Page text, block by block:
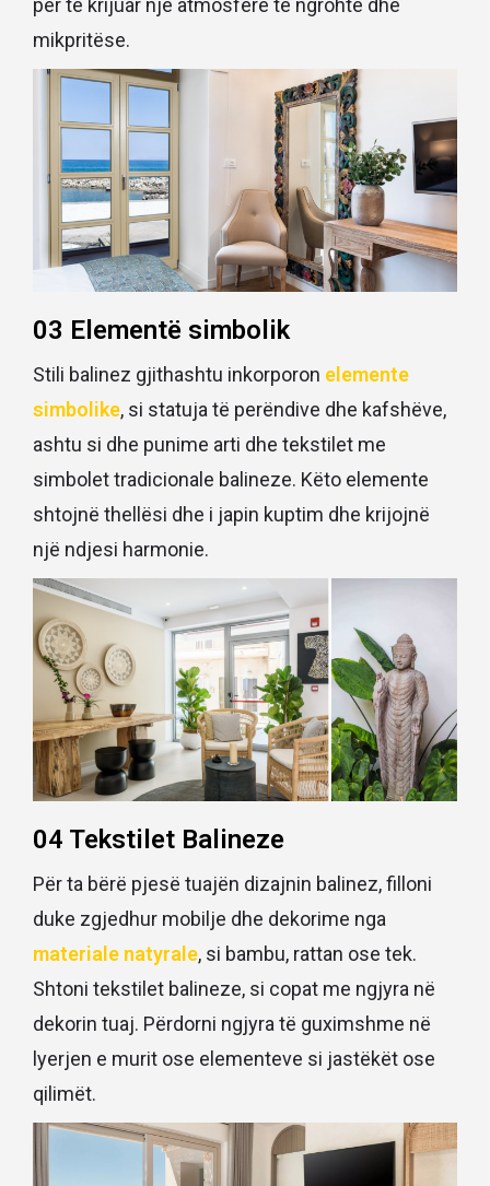
për të krijuar një atmosferë të ngrohtë dhe
mikpritëse.
03 Elementë simbolik
Stili balinez gjithashtu inkorporon elemente
simbolike, si statuja të perëndive dhe kafshëve,
ashtu si dhe punime arti dhe tekstilet me
simbolet tradicionale balineze. Këto elemente
shtojnë thellësi dhe i japin kuptim dhe krijojnë
një ndjesi harmonie.
04 Tekstilet Balineze
Për ta bërë pjesë tuajën dizajnin balinez, filloni
duke zgjedhur mobilje dhe dekorime nga
materiale natyrale, si bambu, rattan ose tek.
Shtoni tekstilet balineze, si copat me ngjyra në
dekorin tuaj. Përdorni ngjyra të guximshme në
lyerjen e murit ose elementeve si jastëkët ose
qilimët.